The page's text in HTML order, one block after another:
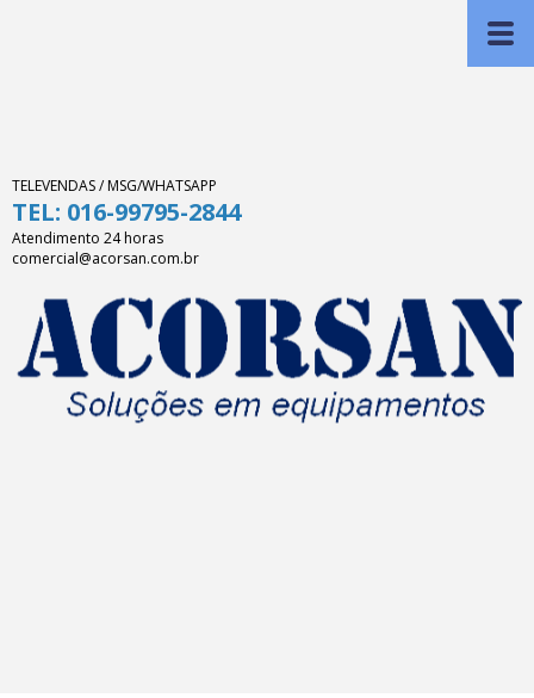
TELEVENDAS / MSG/WHATSAPP
TEL: 016-99795-2844
Atendimento 24 horas
comercial@acorsan.com.br